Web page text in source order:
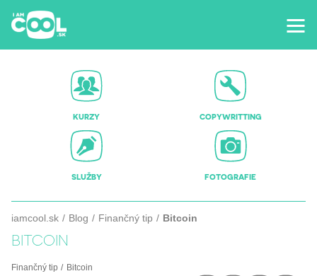
KURZY COPYWRITTING
SLUŽBY FOTOGRAFIE
iamcool.sk Blog Finančný tip Bitcoin
BITCOIN
Finančný tip Bitcoin